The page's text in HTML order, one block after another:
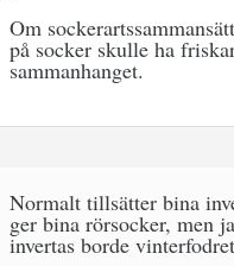
Om
på socker skulle ha
sammanhanget.
Normalt tillsätter bina
ger bina rörsocker, men
invertas borde